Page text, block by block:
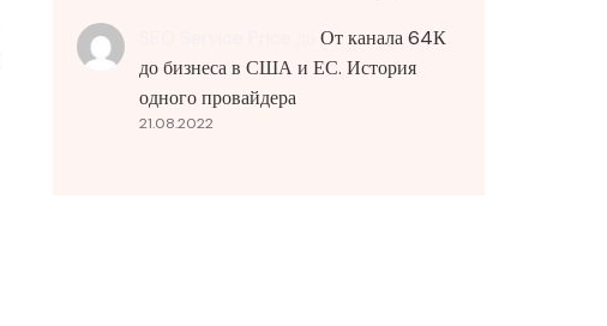
От канала 64К
до бизнеса в США и ЕС. История
одного провайдера
21.08.2022